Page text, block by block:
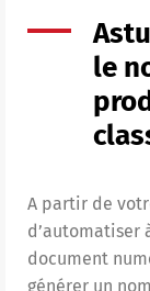
le
A partir de
d’automatiser
document
générer un